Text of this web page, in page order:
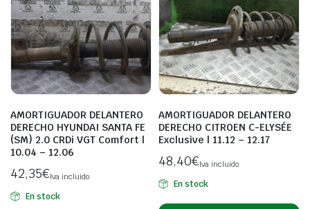
AMORTIGUADOR DELANTERO
DERECHO HYUNDAI SANTA FE
(SM) 2.0 CRDi VGT Comfort |
10.04 – 12.06
42,35€Iva incluido
En stock
AMORTIGUADOR DELANTERO
DERECHO CITROEN C-ELYSÉE
Exclusive | 11.12 – 12.17
48,40€Iva incluido
En stock